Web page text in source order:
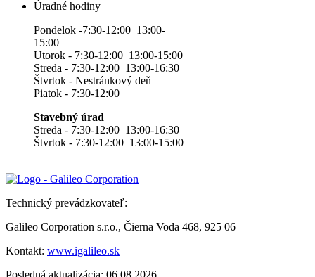
Úradné hodiny
Pondelok -7:30-12:00 13:00-
15:00
Utorok - 7:30-12:00 13:00-15:00
Streda - 7:30-12:00 13:00-16:30
Štvrtok - Nestránkový deň
Piatok - 7:30-12:00
Stavebný úrad
Streda - 7:30-12:00 13:00-16:30
Štvrtok - 7:30-12:00 13:00-15:00
Technický prevádzkovateľ:
Galileo Corporation s.r.o., Čierna Voda 468, 925 06
Kontakt: www.igalileo.sk